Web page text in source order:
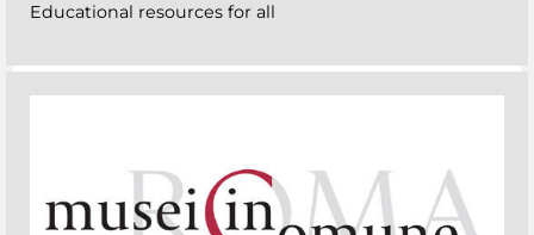
Educational resources for all